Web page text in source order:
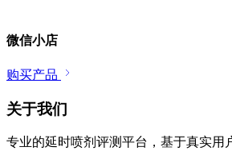
微信小店
购买产品
关于我们
专业的延时喷剂评测平台，基于真实用